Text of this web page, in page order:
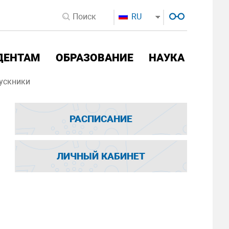
RU
ОБРАЗОВАНИЕ НАУКА
РАСПИСАНИЕ
ЛИЧНЫЙ КАБИНЕТ